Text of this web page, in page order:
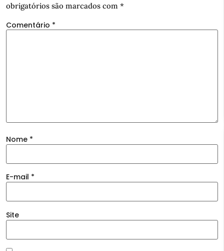
obrigatórios são marcados com *
Comentário *
Nome *
E-mail *
Site